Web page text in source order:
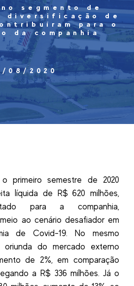
segmento de
diversificação de
para o
da companhia
08/2020
primeiro semestre de 2020
líquida de R$ 620 milhões,
para a companhia,
ao cenário desafiador em
de Covid-19. No mesmo
do mercado externo
de 2%, em comparação
a R$ 336 milhões. Já o